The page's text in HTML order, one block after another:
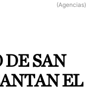
(Agencias)
SAN
EL